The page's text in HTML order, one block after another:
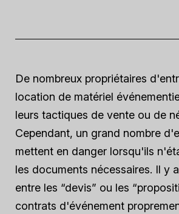
De nombreux propriétaires
location de matériel
leurs tactiques de vente ou de
Cependant, un grand nombre
mettent en danger lorsqu'ils
les documents nécessaires. Il y
entre les “devis” ou les
contrats d'événement